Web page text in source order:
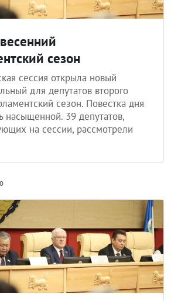
сезон
сессия открыла новый
для депутатов второго
сезон. Повестка дня
насыщенной. 39 депутатов,
на сессии, рассмотрели